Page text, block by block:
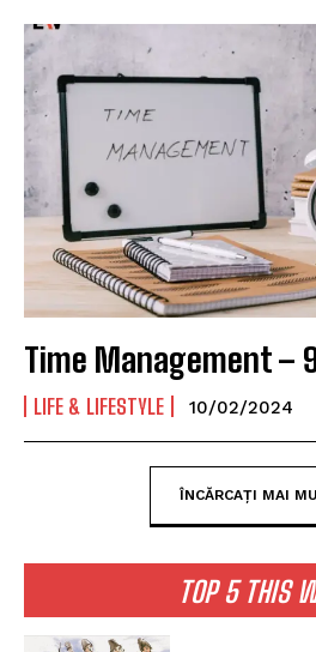
Time Management –
LIFE & LIFESTYLE 10/02/2024
ÎNCĂRCAȚI MAI
TOP 5 THIS